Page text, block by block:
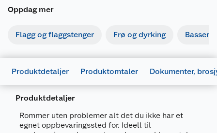
Oppdag mer
Flagg og flaggstenger Frø og dyrking Basseng
Produktdetaljer Produktomtaler Dokumenter,
Produktdetaljer
Rommer uten problemer alt det du ikke har et
egnet oppbevaringssted for. Ideell til